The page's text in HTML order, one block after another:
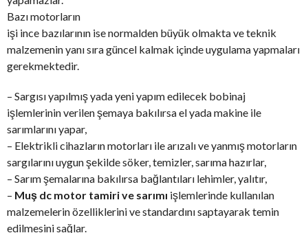
Bazı motorların
işi ince bazılarının ise normalden büyük olmakta ve teknik
malzemenin yanı sıra güncel kalmak içinde uygulama yapmaları
gerekmektedir.
– Sargısı yapılmış yada yeni yapım edilecek bobinaj
işlemlerinin verilen şemaya bakılırsa el yada makine ile
sarımlarını yapar,
– Elektrikli cihazların motorları ile arızalı ve yanmış motorların
sargılarını uygun şekilde söker, temizler, sarıma hazırlar,
– Sarım şemalarına bakılırsa bağlantıları lehimler, yalıtır,
– Muş dc motor tamiri ve sarımı işlemlerinde kullanılan
malzemelerin özelliklerini ve standardını saptayarak temin
edilmesini sağlar.